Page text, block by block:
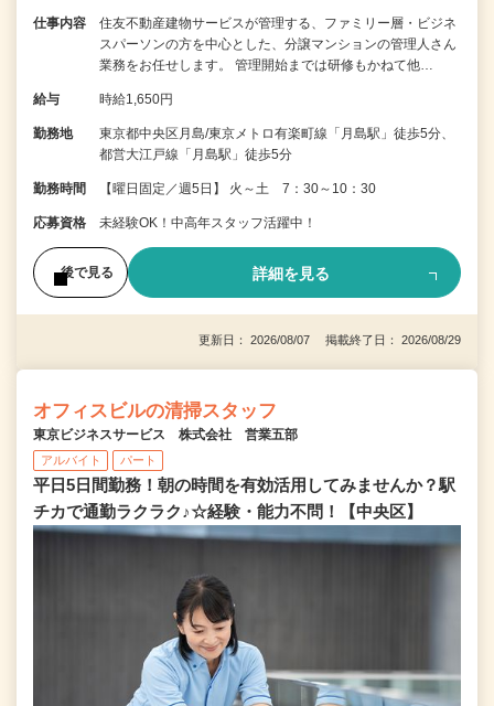
仕事内容
住友不動産建物サービスが管理する、ファミリー層・ビジネ
スパーソンの方を中心とした、分譲マンションの管理人さん
業務をお任せします。 管理開始までは研修もかねて他…
給与 時給1,650円
勤務地
東京都中央区月島/東京メトロ有楽町線「月島駅」徒歩5分、
都営大江戸線「月島駅」徒歩5分
勤務時間 【曜日固定／週5日】 火～土 7：30～10：30
応募資格 未経験OK！中高年スタッフ活躍中！
後で見る 詳細を見る
更新日： 2026/08/07 掲載終了日： 2026/08/29
オフィスビルの清掃スタッフ
東京ビジネスサービス 株式会社 営業五部
アルバイト パート
平日5日間勤務！朝の時間を有効活用してみませんか？駅
チカで通勤ラクラク♪☆経験・能力不問！【中央区】